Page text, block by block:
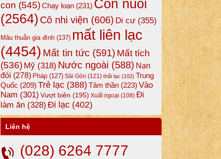
con (545)Chạy loạn (231) Con nuôi
(2564) Cô nhi viện (606) Di cư (355)
Mâu thuẫn gia đình (137) mất liên lạc
(4454) Mất tin tức (591) Mất tích
(536) Mỹ (318) Nước ngoài (588) Nạn
đói (278) Pháp (127) Sài Gòn (121) thất lạc (102) Trung
Quốc (209) Trẻ lạc (388) Tâm thần (223) Vào
Nam (301) Vượt biên (195) Xuất ngoại (108) Đi
làm ăn (328) Đi lạc (402)
Liên hệ
(028) 6264 7777